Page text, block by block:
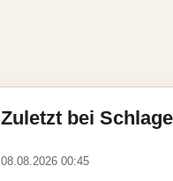
Zuletzt bei
08.08.2026 00:45